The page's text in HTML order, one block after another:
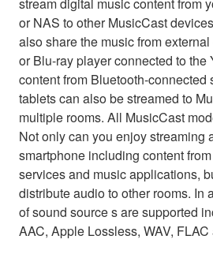
or NAS to other MusicCast
also share the music from
or Blu-ray player connected to the
content from Bluetooth-connected
tablets can also be streamed to
multiple rooms. All MusicCast
Not only can you enjoy streaming
smartphone including content
services and music applications,
distribute audio to other rooms. In
of sound source s are supported
AAC, Apple Lossless, WAV, FLAC